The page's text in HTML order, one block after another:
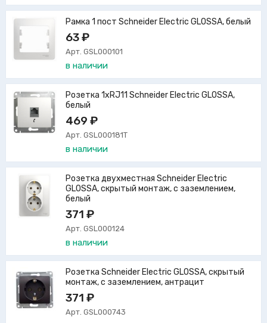
Рамка 1 пост Schneider Electric GLOSSA, белый
63 ₽
Арт. GSL000101
в наличии
Розетка 1xRJ11 Schneider Electric GLOSSA,
белый
469 ₽
Арт. GSL000181T
в наличии
Розетка двухместная Schneider Electric
GLOSSA, скрытый монтаж, с заземлением,
белый
371 ₽
Арт. GSL000124
в наличии
Розетка Schneider Electric GLOSSA, скрытый
монтаж, с заземлением, антрацит
371 ₽
Арт. GSL000743